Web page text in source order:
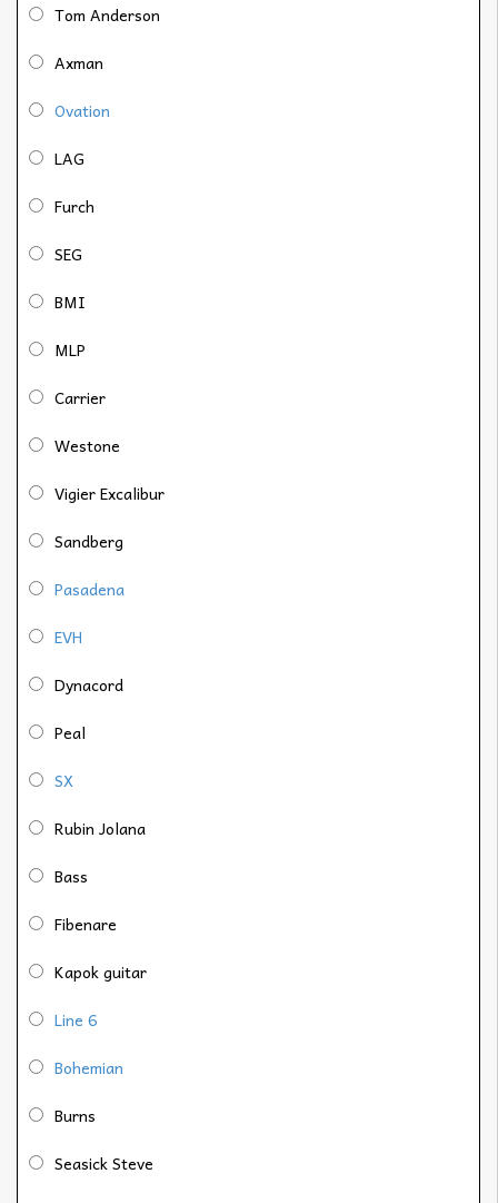
Tom Anderson
Axman
Ovation
LAG
Furch
SEG
BMI
MLP
Carrier
Westone
Vigier Excalibur
Sandberg
Pasadena
EVH
Dynacord
Peal
SX
Rubin Jolana
Bass
Fibenare
Kapok guitar
Line 6
Bohemian
Burns
Seasick Steve